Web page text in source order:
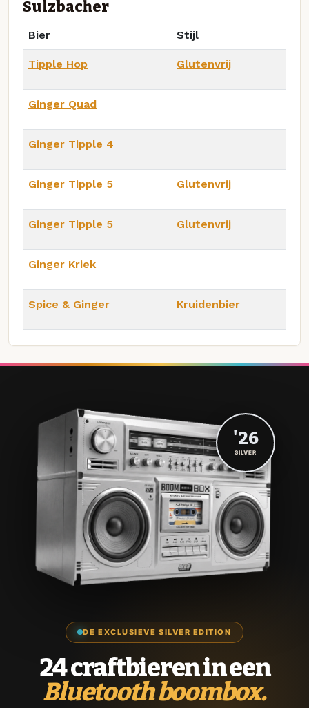
Sulzbacher
Bier Stijl
Tipple Hop Glutenvrij
Ginger Quad
Ginger Tipple 4
Ginger Tipple 5 Glutenvrij
Ginger Tipple 5 Glutenvrij
Ginger Kriek
Spice & Ginger Kruidenbier
DE EXCLUSIEVE SILVER EDITION
24 craftbieren in een
Bluetooth boombox.
'26
SILVER